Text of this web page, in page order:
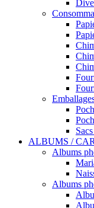
ALBUMS /
Albums
Albums